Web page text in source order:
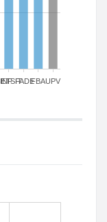
ETSITFADEFBAUPV